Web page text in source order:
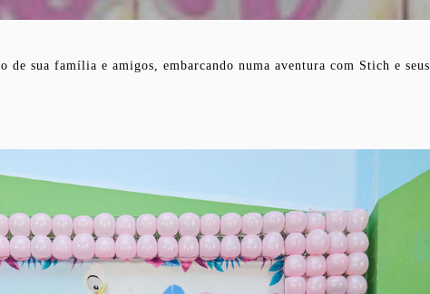
de sua família e amigos, embarcando numa aventura com Stich e seus